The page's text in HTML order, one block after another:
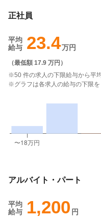
正社員
平均
給与 23.4万円
（最低額 17.9 万円 ）
※50 件の求人の下限給与から平
※グラフは各求人の給与の下限を
アルバイト・パート
平均
給与
1,200 円